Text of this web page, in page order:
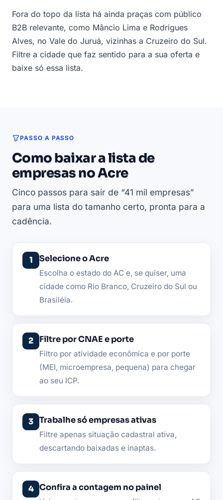
Fora do topo da lista há ainda praças com público
B2B relevante, como Mâncio Lima e Rodrigues
Alves, no Vale do Juruá, vizinhas a Cruzeiro do Sul.
Filtre a cidade que faz sentido para a sua oferta e
baixe só essa lista.
PASSO A PASSO
Como baixar a lista de
empresas no Acre
Cinco passos para sair de “41 mil empresas”
para uma lista do tamanho certo, pronta para a
cadência.
Selecione o Acre
Escolha o estado do AC e, se quiser, uma
cidade como Rio Branco, Cruzeiro do Sul ou
Brasiléia.
Filtre por CNAE e porte
Filtro por atividade econômica e por porte
(MEI, microempresa, pequena) para chegar
ao seu ICP.
Trabalhe só empresas ativas
Filtre apenas situação cadastral ativa,
descartando baixadas e inaptas.
Confira a contagem no painel